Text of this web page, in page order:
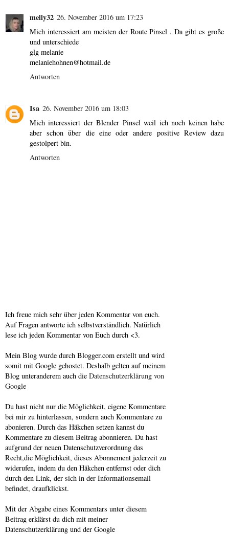
melly32 26. November 2016 um 17:23
Mich interessiert am meisten der Route Pinsel . Da gibt es große
und unterschiede
glg melanie
melaniehohnen@hotmail.de
Antworten
Isa 26. November 2016 um 18:03
Mich interessiert der Blender Pinsel weil ich noch keinen habe
aber schon über die eine oder andere positive Review dazu
gestolpert bin.
Antworten
Ich freue mich sehr über jeden Kommentar von euch.
Auf Fragen antworte ich selbstverständlich. Natürlich
lese ich jeden Kommentar von Euch durch <3.
Mein Blog wurde durch Blogger.com erstellt und wird
somit mit Google gehostet. Deshalb gelten auf meinem
Blog unteranderem auch die Datenschutzerklärung von
Google
Du hast nicht nur die Möglichkeit, eigene Kommentare
bei mir zu hinterlassen, sondern auch Kommentare zu
abonieren. Durch das Häkchen setzen kannst du
Kommentare zu diesem Beitrag abonnieren. Du hast
aufgrund der neuen Datenschutzverordnung das
Recht,die Möglichkeit, dieses Abonnement jederzeit zu
widerufen, indem du den Häkchen entfernst oder dich
durch den Link, der sich in der Informationsemail
befindet, draufklickst.
Mit der Abgabe eines Kommentars unter diesem
Beitrag erklärst du dich mit meiner
Datenschutzerklärung und der Google